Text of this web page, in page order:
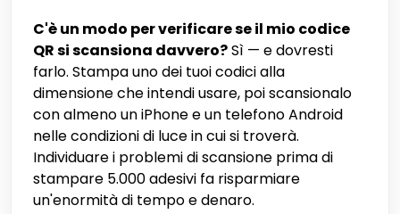
C'è un modo per verificare se il mio codice
QR si scansiona davvero?Sì — e dovresti
farlo. Stampa uno dei tuoi codici alla
dimensione che intendi usare, poi scansionalo
con almeno un iPhone e un telefono Android
nelle condizioni di luce in cui si troverà.
Individuare i problemi di scansione prima di
stampare 5.000 adesivi fa risparmiare
un'enormità di tempo e denaro.